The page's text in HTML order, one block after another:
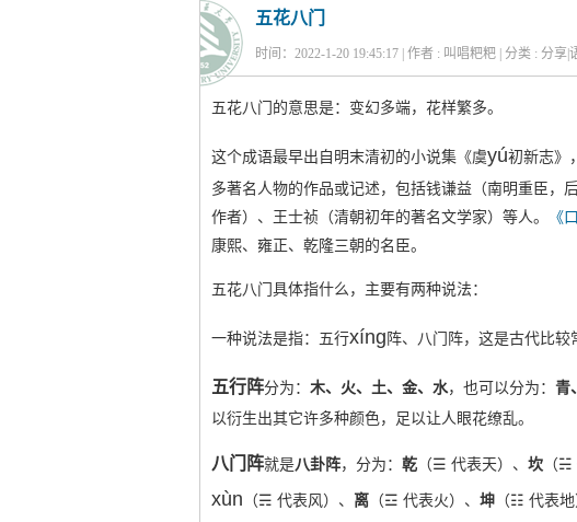
五花八门
时间：2022-1-20 19:45:17 | 作者 : 叫唱粑粑 | 分类 : 分享|
五花八门的意思是：变幻多端，花样繁多。
这个成语最早出自明末清初的小说集《虞yú初新志》
多著名人物的作品或记述，包括钱谦益（南明重臣，
作者）、王士祯（清朝初年的著名文学家）等人。
《
康熙、雍正、乾隆三朝的名臣。
五花八门具体指什么，主要有两种说法：
一种说法是指：五行xíng阵、八门阵，这是古代比较
五行阵分为： 木、火、土、金、水，也可以分为： 青
以衍生出其它许多种颜色，足以让人眼花缭乱。
八门阵就是八卦阵，分为： 乾 （☰ 代表天）、 坎 （☵
xùn （☴ 代表风）、 离 （☲ 代表火）、 坤 （☷ 代表地